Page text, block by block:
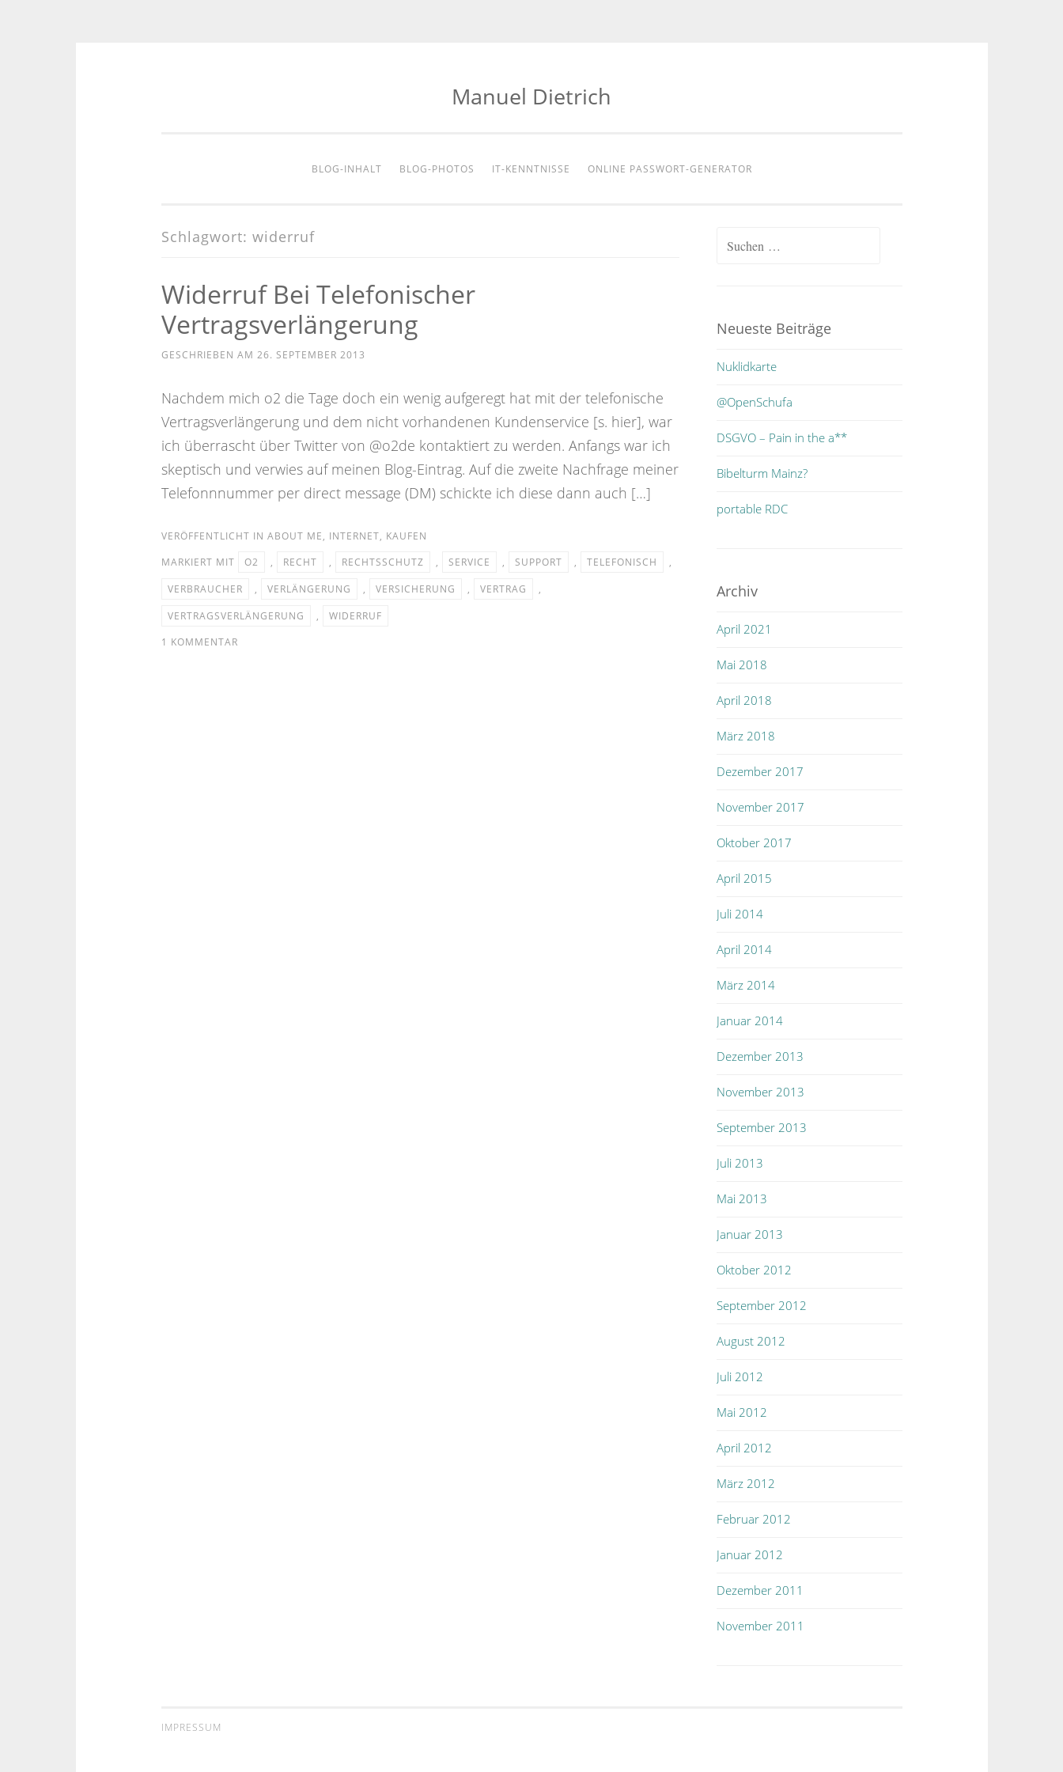
Manuel Dietrich
BLOG-INHALT BLOG-PHOTOS IT-KENNTNISSE ONLINE PASSWORT-GENERATOR
Schlagwort: widerruf
Widerruf Bei Telefonischer
Vertragsverlängerung
GESCHRIEBEN AM 26. SEPTEMBER 2013
Nachdem mich o2 die Tage doch ein wenig aufgeregt hat mit der telefonische
Vertragsverlängerung und dem nicht vorhandenen Kundenservice [s. hier], war
ich überrascht über Twitter von @o2de kontaktiert zu werden. Anfangs war ich
skeptisch und verwies auf meinen Blog-Eintrag. Auf die zweite Nachfrage meiner
Telefonnnummer per direct message (DM) schickte ich diese dann auch […]
VERÖFFENTLICHT IN ABOUT ME, INTERNET, KAUFEN
MARKIERT MIT
O2 , RECHT , RECHTSSCHUTZ , SERVICE , SUPPORT , TELEFONISCH
,
VERBRAUCHER
, VERLÄNGERUNG , VERSICHERUNG , VERTRAG
,
VERTRAGSVERLÄNGERUNG
,
WIDERRUF
1 KOMMENTAR
Suchen
Neueste Beiträge
Nuklidkarte
@OpenSchufa
DSGVO – Pain in the a**
Bibelturm Mainz?
portable RDC
Archiv
April 2021
Mai 2018
April 2018
März 2018
Dezember 2017
November 2017
Oktober 2017
April 2015
Juli 2014
April 2014
März 2014
Januar 2014
Dezember 2013
November 2013
September 2013
Juli 2013
Mai 2013
Januar 2013
Oktober 2012
September 2012
August 2012
Juli 2012
Mai 2012
April 2012
März 2012
Februar 2012
Januar 2012
Dezember 2011
November 2011
IMPRESSUM